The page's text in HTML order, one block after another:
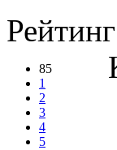
85
1
2
3
4
5